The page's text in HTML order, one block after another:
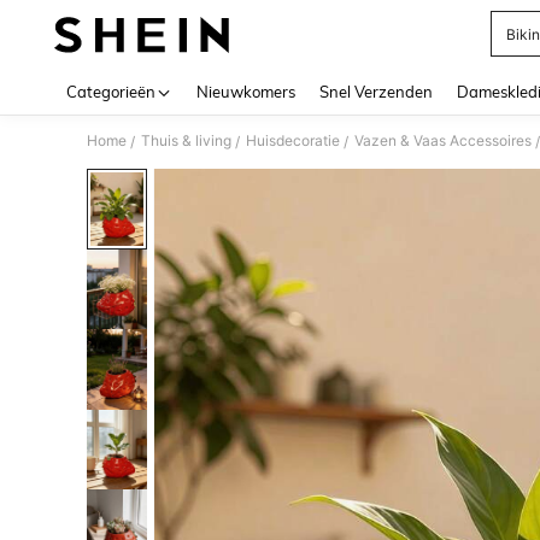
Categorieën Nieuwkomers Snel Verzenden
Home / Thuis & living / Huisdecoratie / Vazen & Vaas Accessoires /